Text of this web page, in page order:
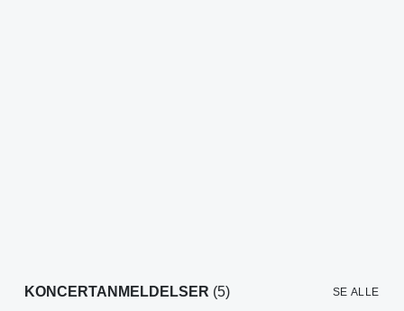
KONCERTANMELDELSER (5) SE ALLE